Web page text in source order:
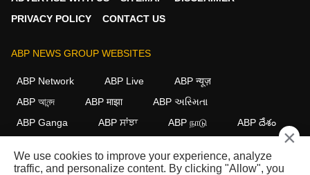
PRIVACY POLICY
CONTACT US
ABP NEWS GROUP WEBSITES
ABP Network ABP Live
ABP न्यूज़
ABP আনন্দ
ABP माझा
ABP અસ્મિતા
ABP Ganga
ABP ਸਾਂਝਾ ABP நாடு ABP దేశం
FOLLOW US
×
We use cookies to improve your experience, analyze
traffic, and personalize content. By clicking "Allow", you